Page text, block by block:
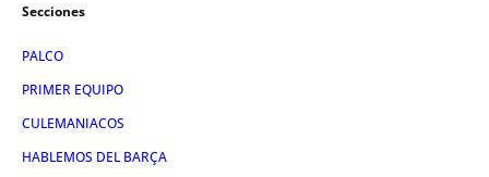
Secciones
PALCO
PRIMER EQUIPO
CULEMANIACOS
HABLEMOS DEL BARÇA